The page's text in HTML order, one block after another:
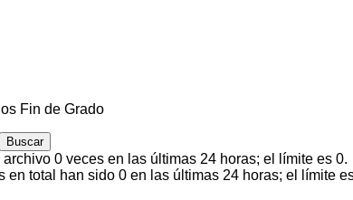
0 veces en las últimas 24 horas; el límite es 0.
en total han sido 0 en las últimas 24 horas; el límite